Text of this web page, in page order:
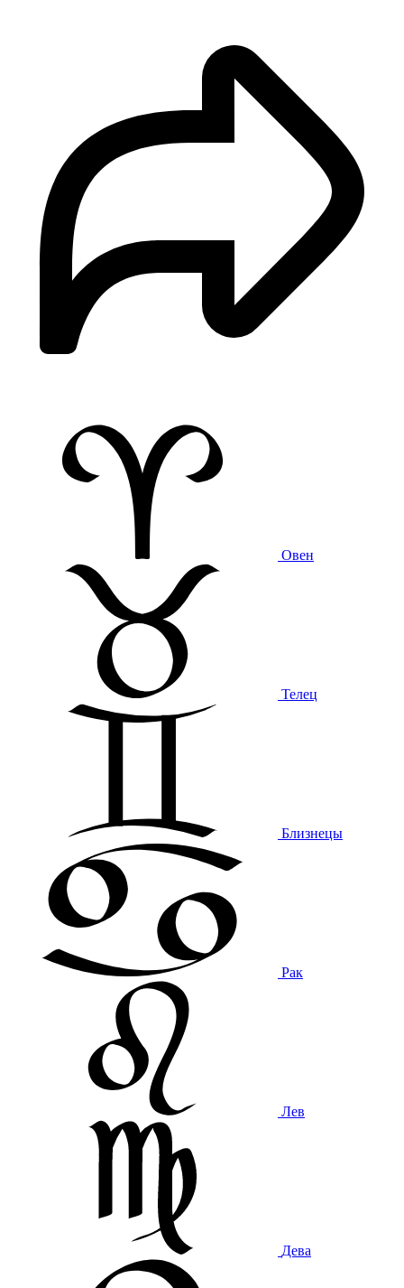
Овен
Телец
Близнецы
Рак
Лев
Дева